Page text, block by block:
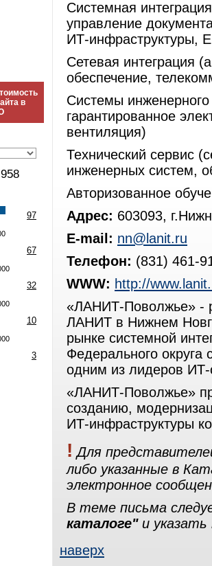
в
97
67
32
10
3
Системная
управление
ИТ-инфраструктуры,
Сетевая интеграция
обеспечение,
Системы
гарантированное
вентиляция)
Технический сервис
инженерных систем,
Авторизованное
Адрес: 603093,
E-mail: nn@lanit.ru
Телефон: (831) 461-
WWW: http://
«ЛАНИТ-Поволжье» -
ЛАНИТ в Нижнем
рынке системной
Федерального округа
одним из лидеров ИТ-
«ЛАНИТ-Поволжье»
созданию,
ИТ-инфраструктуры
! Для
либо указанные в
электронное
В теме письма
каталоге"и указать
наверх